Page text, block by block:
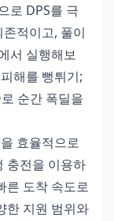
로 DPS를 극
적이고, 풀이
서 실행해보
해를 뻥튀기;
순간 폭딜을
효율적으로
충전을 이용하
른 도착 속도로
한 지원 범위와